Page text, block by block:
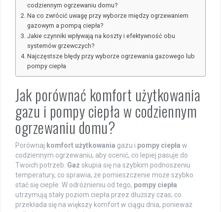
codziennym ogrzewaniu domu?
Na co zwrócić uwagę przy wyborze między ogrzewaniem
gazowym a pompą ciepła?
Jakie czynniki wpływają na koszty i efektywność obu
systemów grzewczych?
Najczęstsze błędy przy wyborze ogrzewania gazowego lub
pompy ciepła
Jak porównać komfort użytkowania
gazu i pompy ciepła w codziennym
ogrzewaniu domu?
Porównaj komfort użytkowania gazu i pompy ciepła w
codziennym ogrzewaniu, aby ocenić, co lepiej pasuje do
Twoich potrzeb. Gaz skupia się na szybkim podnoszeniu
temperatury, co sprawia, że pomieszczenie może szybko
stać się ciepłe. W odróżnieniu od tego, pompy ciepła
utrzymują stały poziom ciepła przez dłuższy czas, co
przekłada się na większy komfort w ciągu dnia, ponieważ